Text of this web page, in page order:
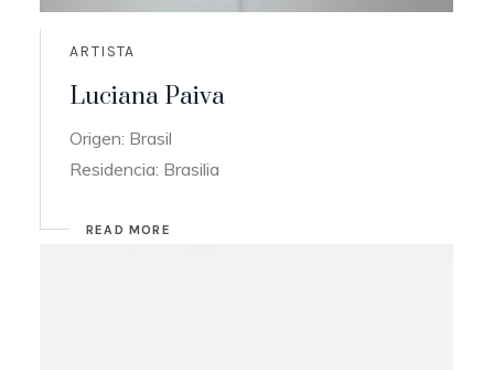
ARTISTA
Luciana Paiva
Origen: Brasil
Residencia: Brasilia
READ MORE